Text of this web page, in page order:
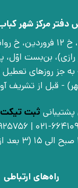
دفتر مرکز شهر
ثبت تیکت
راه‌های ارتباطی